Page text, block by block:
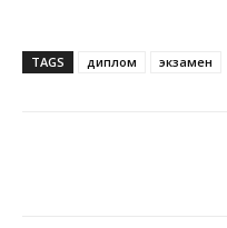
TAGS диплом экзамен